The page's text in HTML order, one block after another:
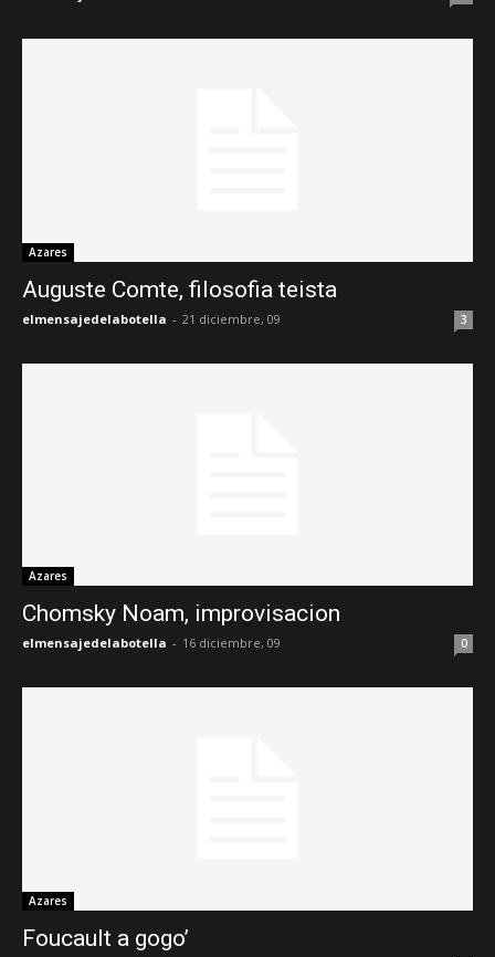
Azares
Auguste Comte, filosofia teista
elmensajedelabotella - 21 diciembre, 09 3
Azares
Chomsky Noam, improvisacion
elmensajedelabotella - 16 diciembre, 09 0
Azares
Foucault a gogo’